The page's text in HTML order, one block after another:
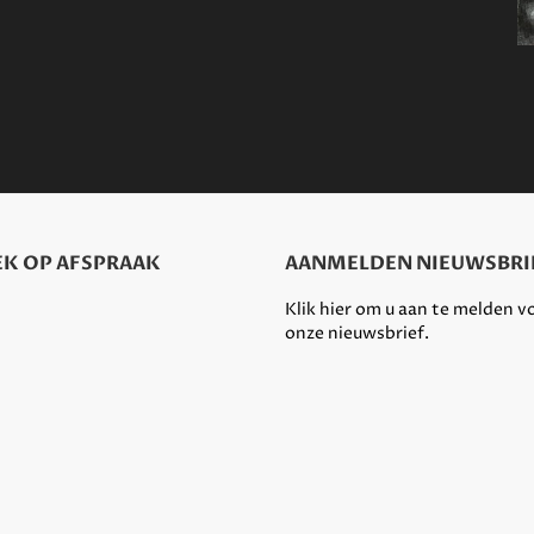
OP AFSPRAAK AANMELDEN
Klik hier om u aan te melden
onze nieuwsbrief.